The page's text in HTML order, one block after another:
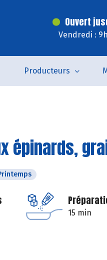
Ouvert
Vendredi :
Producteurs
épinards,
15 min